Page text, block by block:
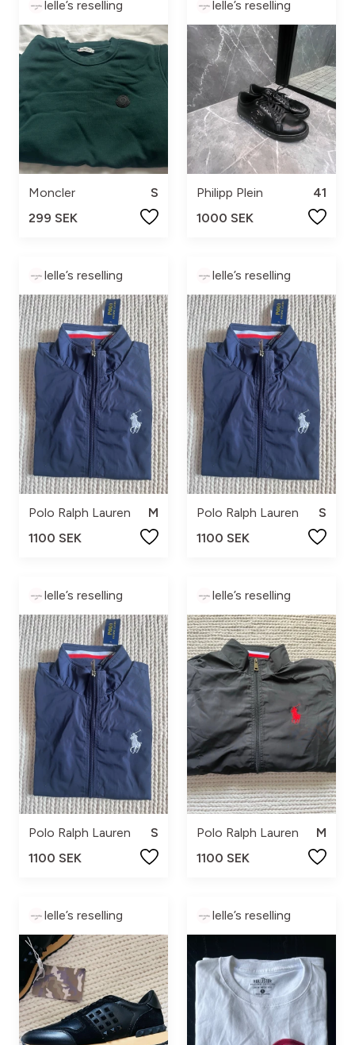
lelle’s reselling
Moncler
S
299 SEK
lelle’s reselling
Philipp Plein
41
1000 SEK
lelle’s reselling
Polo Ralph Lauren
M
1100 SEK
lelle’s reselling
Polo Ralph Lauren
S
1100 SEK
lelle’s reselling
Polo Ralph Lauren
S
1100 SEK
lelle’s reselling
Polo Ralph Lauren
M
1100 SEK
lelle’s reselling lelle’s reselling